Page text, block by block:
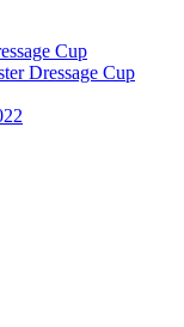
Cup
Dressage Cup